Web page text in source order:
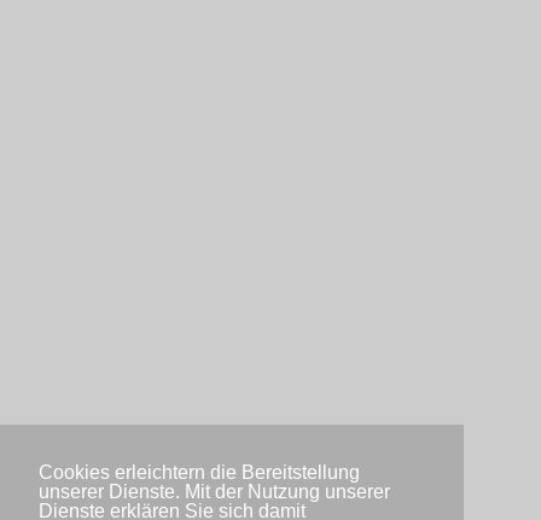
Cookies erleichtern die Bereitstellung
unserer Dienste. Mit der Nutzung unserer
Dienste erklären Sie sich damit